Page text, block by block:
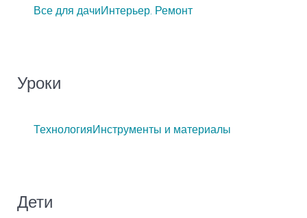
Все для дачиИнтерьер. Ремонт
Уроки
ТехнологияИнструменты и материалы
Дети